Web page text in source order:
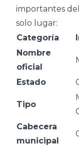
importantes
solo lugar:
Categoría
Nombre
oficial
Estado
Tipo
Cabecera
municipal